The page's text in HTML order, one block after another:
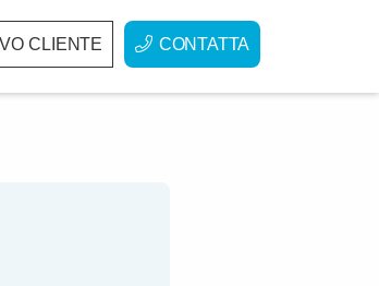
CLIENTE CONTATTA